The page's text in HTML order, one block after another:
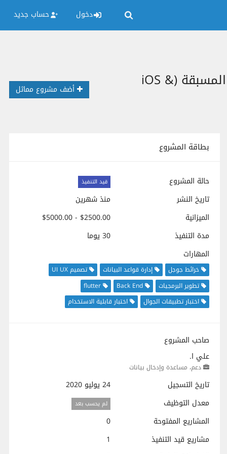
دخول حساب جديد
تطوير تطبيق (Kleenify - كلينيفاي) لخدمات غسيل الملابس بنظام المحفظة والأرصدة المسبقة (iOS &
أضف مشروع مماثل
بطاقة المشروع
حالة المشروع قيد التنفيذ
تاريخ النشر
منذ شهرين
الميزانية
$2500.00 - $5000.00
مدة التنفيذ
30 يوما
المهارات
خرائط جوجل إدارة قواعد البيانات
تصميم UI UX
تطوير البرمجيات
Back End
flutter
اختبار تطبيقات الجوال
اختبار قابلية الاستخدام
صاحب المشروع
علي ا.
دعم، مساعدة وإدخال بيانات
تاريخ التسجيل
24 يوليو 2020
معدل التوظيف
لم يحسب بعد
المشاريع المفتوحة
0
مشاريع قيد التنفيذ
1